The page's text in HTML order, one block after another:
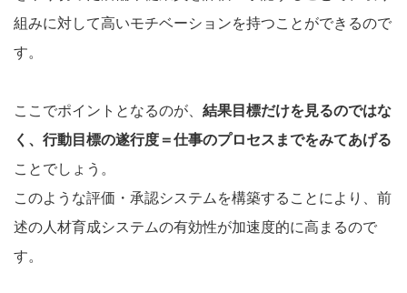
組みに対して高いモチベーションを持つことができるので
す。
ここでポイントとなるのが、 結果目標だけを見るのではな
く、行動目標の遂行度＝仕事のプロセスまでをみてあげる
ことでしょう。
このような評価・承認システムを構築することにより、前
述の人材育成システムの有効性が加速度的に高まるので
す。